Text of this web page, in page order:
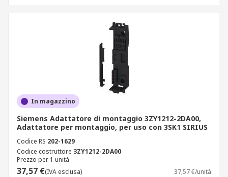
In magazzino
Siemens Adattatore di montaggio 3ZY1212-2DA00,
Adattatore per montaggio, per uso con 3SK1 SIRIUS
Codice RS 202-1629
Codice costruttore 3ZY1212-2DA00
Prezzo per 1 unità
37,57 €(IVA esclusa) 37,57 €/unità